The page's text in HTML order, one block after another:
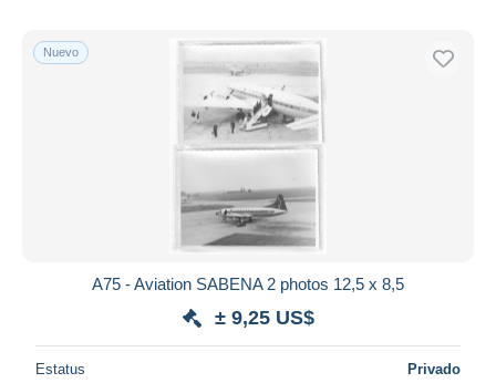
Nuevo
A75 - Aviation SABENA 2 photos 12,5 x 8,5
± 9,25 US$
Estatus Privado